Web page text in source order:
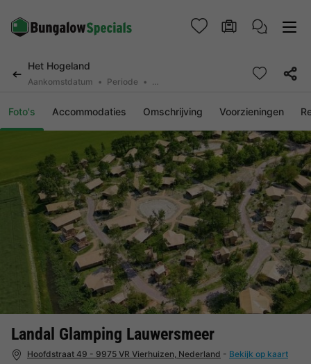
Het Hogeland
Aankomstdatum Periode 2 deelnemers, 0 huisdier
Foto's Accommodaties Omschrijving Voorzieningen
Landal Glamping Lauwersmeer
Hoofdstraat 49 - 9975 VR Vierhuizen, Nederland - Bekijk op kaart